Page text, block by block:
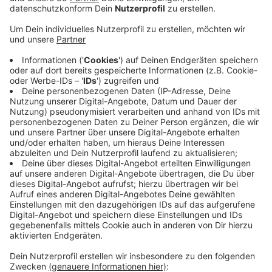
Veröffentlicht:Montag, 10.05.2021 05:11
Anzeige
Viele Autofahrer würden bei der Parkplatzsuche
vergessen, dass neben ihnen mindestens dreieinhalb
Meter Platz sein müssten. Sonst kommen die breiten
Einsatzwagen von Feuerwehr und Rettungsdienst
nicht durch die engen Straßen. Oft liegt das Problem
auch beim Lieferverkehr, sagt der Kreis Viersen. Die
Fahrzeuge würden häufig in zweiter Reihe abgestellt
und blockierten so die Straßen. In einigen Kommunen
hinterlassen Einsatzkräfte Zettel an falsch geparkten
Autos oder fahren besonders enge Straßen ab, um
Anwohner zu sensibilisieren. Eine ähnliche Kampagne